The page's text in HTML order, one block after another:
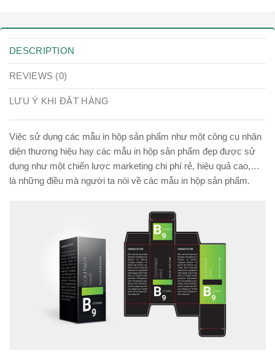
DESCRIPTION
REVIEWS (0)
LƯU Ý KHI ĐẶT HÀNG
Việc sử dụng các mẫu in hộp sản phẩm như một công cụ nhận
diện thương hiệu hay các mẫu in hộp sản phẩm đẹp được sử
dụng như một chiến lược marketing chi phí rẻ, hiệu quả cao,…
là những điều mà người ta nói về các mẫu in hộp sản phẩm.